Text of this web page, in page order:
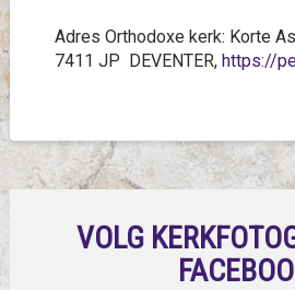
Adres Orthodoxe kerk: Korte
7411 JP DEVENTER, https://
VOLG